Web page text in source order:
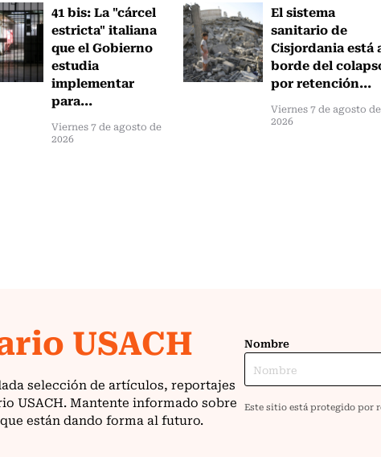
41 bis: La "cárcel
estricta" italiana
que el Gobierno
estudia
implementar
para...
Viernes 7 de agosto de
2026
El sistema
sanitario de
Cisjordania está
borde del
por retención...
Viernes 7 de agosto de
2026